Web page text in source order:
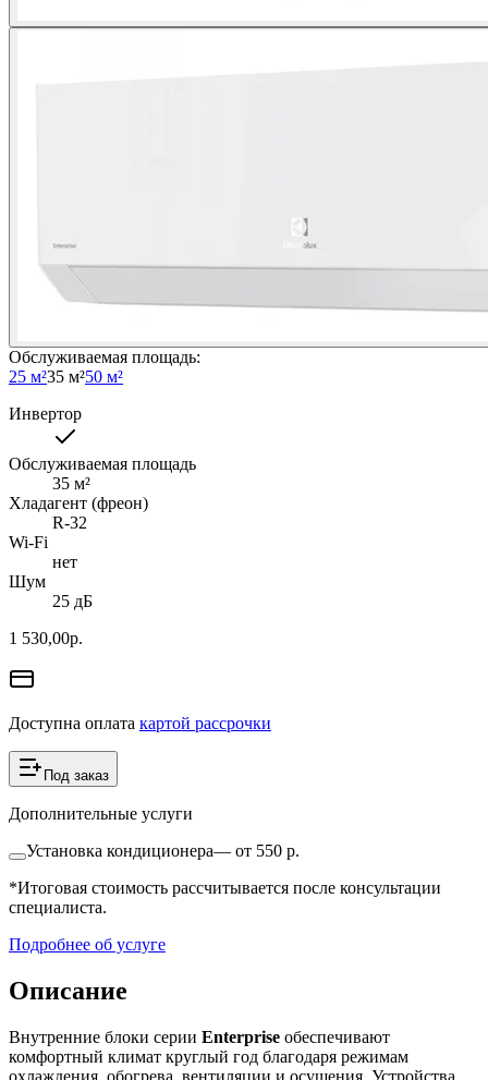
Обслуживаемая площадь:
25 м²35 м²50 м²
Инвертор
Обслуживаемая площадь
35 м²
Хладагент (фреон)
R-32
Wi-Fi
нет
Шум
25 дБ
1 530,00р.
Доступна оплата картой рассрочки
Под заказ
Дополнительные услуги
Установка кондиционера— от 550 р.
*Итоговая стоимость рассчитывается после консультации
специалиста.
Подробнее об услуге
Описание
Внутренние блоки серии Enterprise обеспечивают
комфортный климат круглый год благодаря режимам
охлаждения, обогрева, вентиляции и осушения. Устройства